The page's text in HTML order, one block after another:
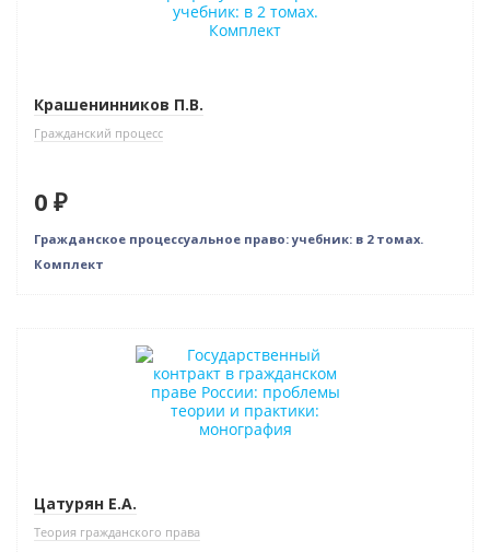
Крашенинников П.В.
Гражданский процесс
0 ₽
Гражданское процессуальное право: учебник: в 2 томах.
Комплект
Цатурян Е.А.
Теория гражданского права